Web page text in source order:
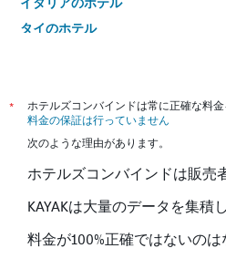
タイのホテル
*
ホテルズコンバインドは常に正確な料
料金の保証は行っていません
次のような理由があります。
ホテルズコンバインドは販売
KAYAKは大量のデータを集積
料金が100%正確ではないのは